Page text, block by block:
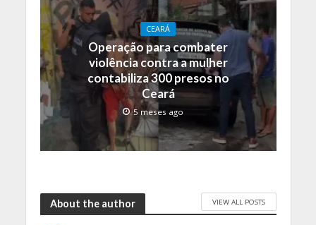
CEARÁ
Operação para combater
violência contra a mulher
contabiliza 300 presos no
Ceará
5 meses ago
About the author VIEW ALL POSTS